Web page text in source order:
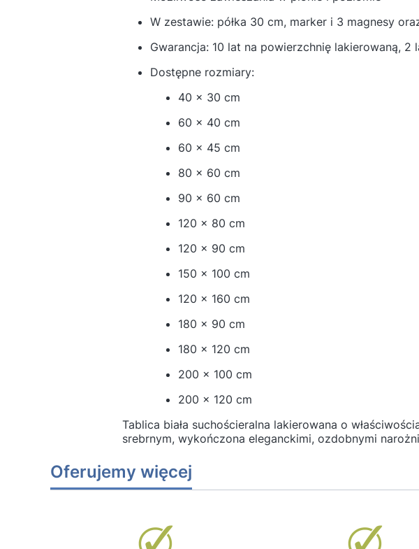
W zestawie: półka 30 cm, marker i 3 magnesy
Gwarancja: 10 lat na powierzchnię lakierowaną, 2
Dostępne rozmiary:
40 x 30 cm
60 x 40 cm
60 x 45 cm
80 x 60 cm
90 x 60 cm
120 x 80 cm
120 x 90 cm
150 x 100 cm
120 x 160 cm
180 x 90 cm
180 x 120 cm
200 x 100 cm
200 x 120 cm
Tablica biała suchościeralna lakierowana o
srebrnym, wykończona eleganckimi, ozdobnymi
Oferujemy więcej